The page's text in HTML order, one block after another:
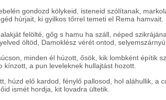
gondozd kölykeid, isteneid szólítanak,
húrjait, ki gyilkos tőrrel temeti el Rema hamvait.
felölté, gőg s hamu ha száll, néped
öltöd, Damoklész vérét ontod,
minden él húzott, ősök, kik lombként építik
kínzott, a pun leveleknek hullajtást hozott.
húzd elő kardod, fénylő pallosod, hol aláhullik, a
ismét hordja, kit lovadra ültetik.